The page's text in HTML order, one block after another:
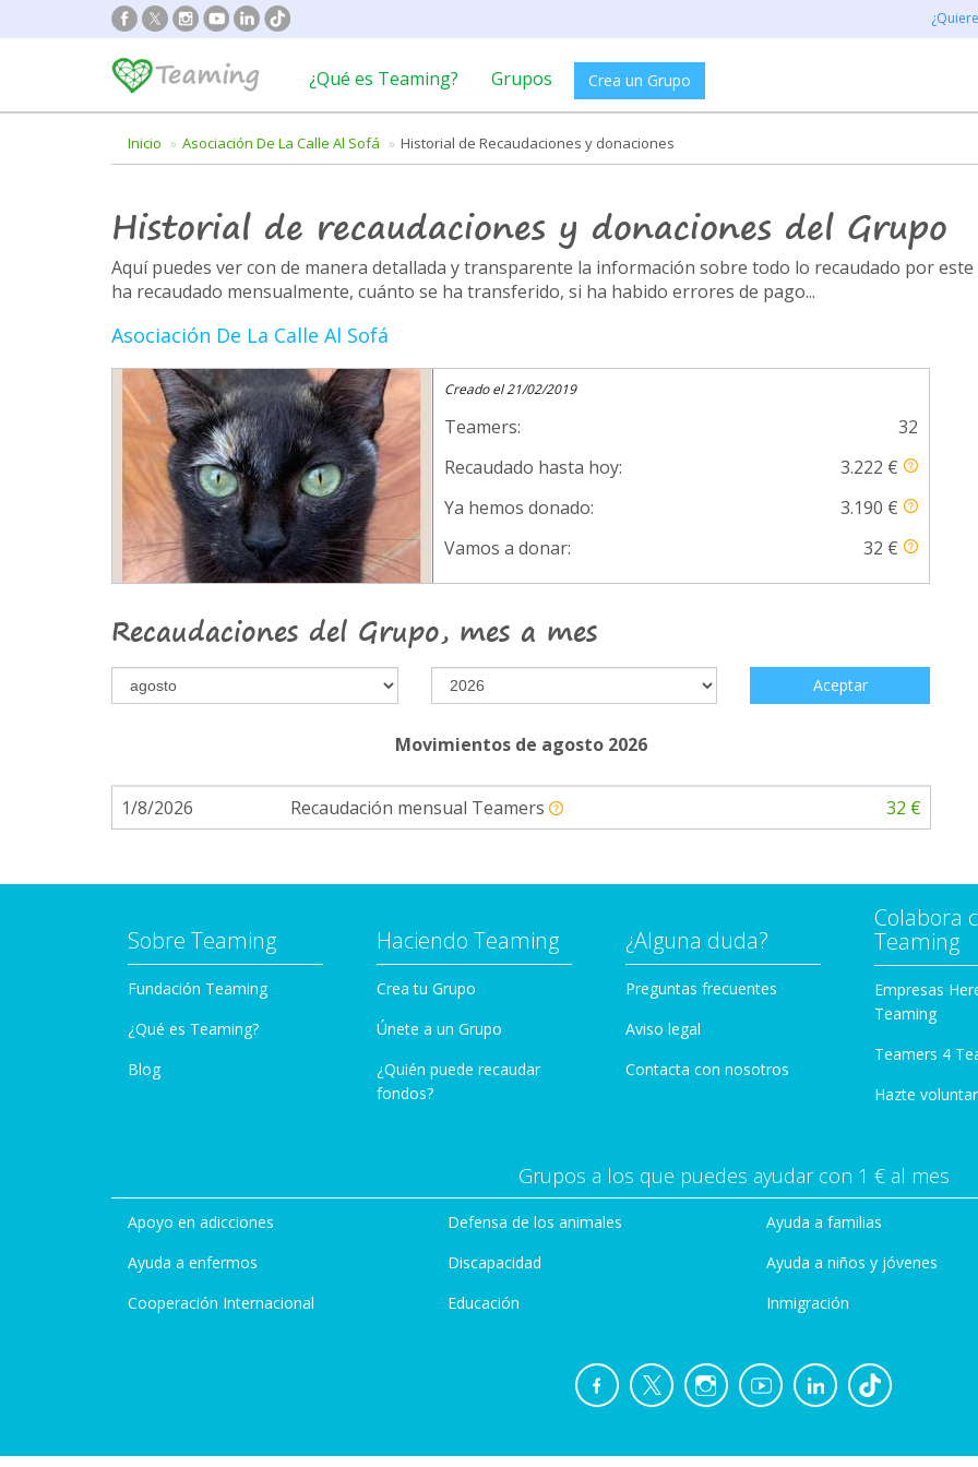
¿Qué es Teaming? Grupos Crea un Grupo
Inicio Asociación De La Calle Al Sofá Historial de Recaudaciones y donaciones
Historial de recaudaciones y donaciones del Grupo
Aquí puedes ver con de manera detallada y transparente la información sobre todo lo recaudado por
ha recaudado mensualmente, cuánto se ha transferido, si ha habido errores de pago...
Asociación De La Calle Al Sofá
Creado el 21/02/2019
Teamers:
32
Recaudado hasta hoy:
3.222 €
Ya hemos donado:
3.190 €
Vamos a donar:
32 €
Recaudaciones del Grupo, mes a mes
Aceptar
Movimientos de agosto 2026
1/8/2026 Recaudación mensual Teamers 32 €
Sobre Teaming
Fundación Teaming
¿Qué es Teaming?
Blog
Haciendo Teaming
Crea tu Grupo
Únete a un Grupo
¿Quién puede recaudar
fondos?
¿Alguna duda?
Preguntas frecuentes
Aviso legal
Contacta con nosotros
Colabora
Teaming
Empresas
Teaming
Teamers 4
Hazte
Grupos a los que puedes ayudar con 1 € al mes
Apoyo en adicciones
Ayuda a enfermos
Cooperación Internacional
Defensa de los animales
Discapacidad
Educación
Ayuda a familias
Ayuda a niños y jóvenes
Inmigración